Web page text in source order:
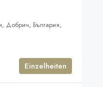
Добрич, България,
Einzelheiten